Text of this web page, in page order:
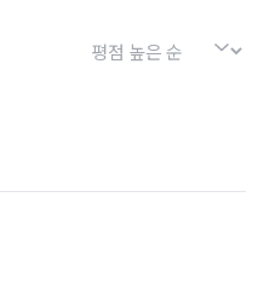
체를 꼼꼼하게 세척을 합니다.
제거합니다.